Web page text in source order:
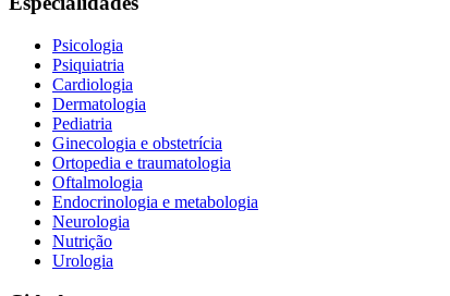
Psicologia
Psiquiatria
Cardiologia
Dermatologia
Pediatria
Ginecologia e obstetrícia
Ortopedia e traumatologia
Oftalmologia
Endocrinologia e metabologia
Neurologia
Nutrição
Urologia